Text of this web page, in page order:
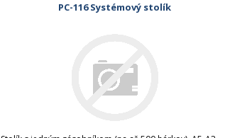
PC-116 Systémový stolík